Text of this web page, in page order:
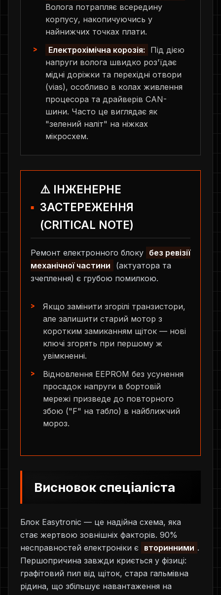
Волога потрапляє всередину
корпусу, накопичуючись у
найнижчих точках плати.
Електрохімічна корозія:
Під дією
напруги волога швидко роз'їдає
мідні доріжки та перехідні отвори
(vias), особливо в колах живлення
процесора та драйверів CAN-
шини. Часто це виглядає як
"зелений наліт" на ніжках
мікросхем.
⚠️ ІНЖЕНЕРНЕ
ЗАСТЕРЕЖЕННЯ
(CRITICAL NOTE)
Ремонт електронного блоку без ревізії
механічної частини
(актуатора та
зчеплення) є грубою помилкою.
Якщо замінити згорілі транзистори,
але залишити старий мотор з
коротким замиканням щіток — нові
ключі згорять при першому ж
увімкненні.
Відновлення EEPROM без усунення
просадок напруги в бортовій
мережі призведе до повторного
збою ("F" на табло) в найближчий
мороз.
Висновок спеціаліста
Блок Easytronic — це надійна схема, яка
стає жертвою зовнішніх факторів. 90%
несправностей електроніки є вторинними .
Першопричина завжди криється у фізиці:
графітовий пил від щіток, стара гальмівна
рідина, що збільшує навантаження на